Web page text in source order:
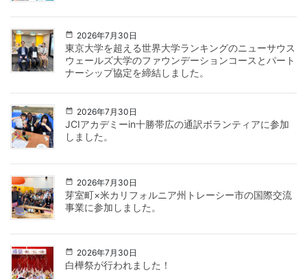
2026年7月30日
東京大学を超える世界大学ランキングのニューサウス
ウェールズ大学のファウンデーションコースとパート
ナーシップ協定を締結しました。
2026年7月30日
JCIアカデミーin十勝帯広の通訳ボランティアに参加
しました。
2026年7月30日
芽室町×米カリフォルニア州トレーシー市の国際交流
事業に参加しました。
2026年7月30日
白樺祭が行われました！